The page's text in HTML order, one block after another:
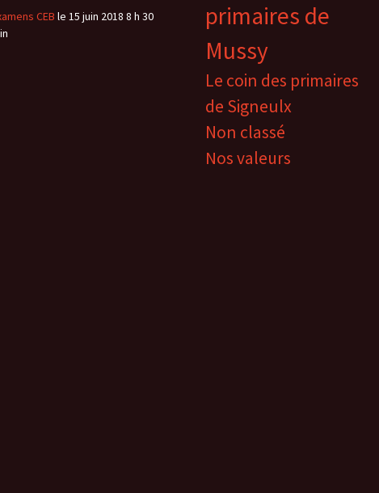
primaires de
Mussy
Le coin des primaires
de Signeulx
Non classé
Nos valeurs
CEB le 15 juin 2018 8 h 30